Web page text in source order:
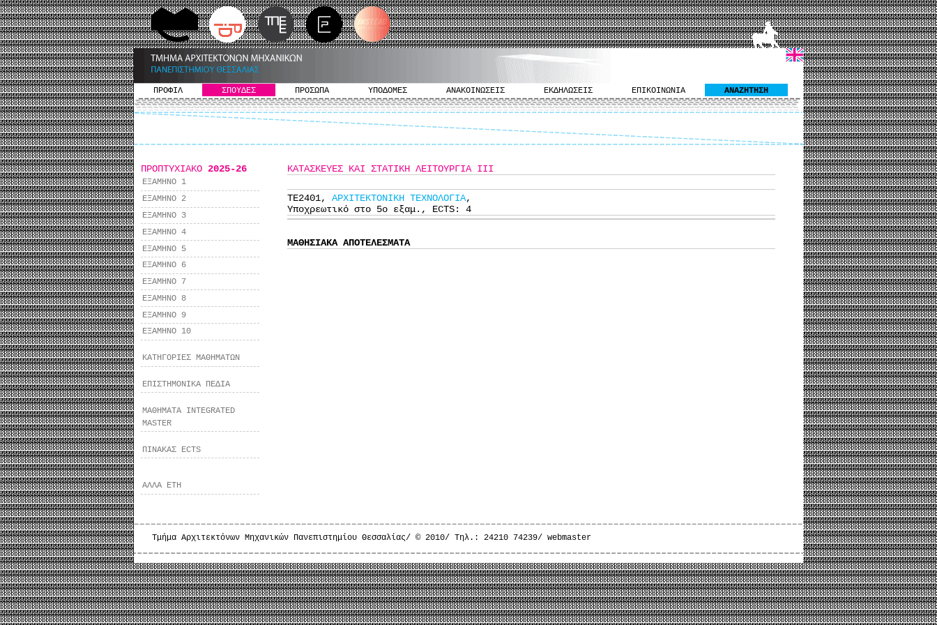
ΠΡΟΦΙΛ ΣΠΟΥΔΕΣ ΠΡΟΣΩΠΑ ΥΠΟΔΟΜΕΣ ΑΝΑΚΟΙΝΩΣΕΙΣ ΕΚΔΗΛΩΣΕΙΣ ΕΠΙΚΟΙΝΩΝΙΑ ΑΝΑΖΗΤΗΣΗ
ΠΡΟΠΤΥΧΙΑΚΟ 2025-26
ΕΞΑΜΗΝΟ 1
ΕΞΑΜΗΝΟ 2
ΕΞΑΜΗΝΟ 3
ΕΞΑΜΗΝΟ 4
ΕΞΑΜΗΝΟ 5
ΕΞΑΜΗΝΟ 6
ΕΞΑΜΗΝΟ 7
ΕΞΑΜΗΝΟ 8
ΕΞΑΜΗΝΟ 9
ΕΞΑΜΗΝΟ 10
ΚΑΤΗΓΟΡΙΕΣ ΜΑΘΗΜΑΤΩΝ
ΕΠΙΣΤΗΜΟΝΙΚΑ ΠΕΔΙΑ
ΜΑΘΗΜΑΤΑ INTEGRATED
MASTER
ΠΙΝΑΚΑΣ ECTS
ΑΛΛΑ ΕΤΗ
ΚΑΤΑΣΚΕΥΕΣ ΚΑΙ ΣΤΑΤΙΚΗ ΛΕΙΤΟΥΡΓΙΑ ΙΙΙ
ΤΕ2401, ΑΡΧΙΤΕΚΤΟΝΙΚΗ ΤΕΧΝΟΛΟΓΙΑ,
Υποχρεωτικό στο 5ο εξαμ., ECTS: 4
ΜΑΘΗΣΙΑΚΑ ΑΠΟΤΕΛΕΣΜΑΤΑ
Τμήμα Αρχιτεκτόνων Μηχανικών Πανεπιστημίου Θεσσαλίας/ © 2010/ Τηλ.: 24210 74239/ webmaster